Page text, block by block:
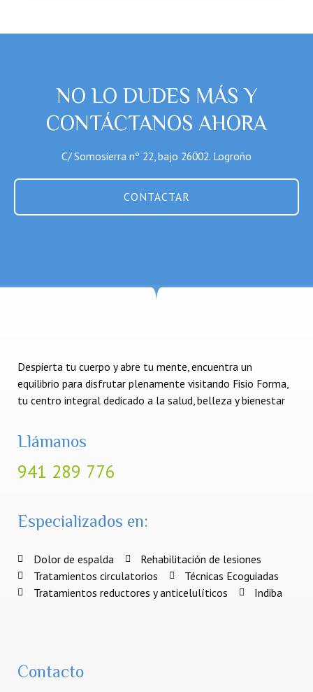
NO LO DUDES MÁS Y
CONTÁCTANOS AHORA
C/ Somosierra nº 22, bajo 26002. Logroño
CONTACTAR
Despierta tu cuerpo y abre tu mente, encuentra un
equilibrio para disfrutar plenamente visitando Fisio Forma,
tu centro integral dedicado a la salud, belleza y bienestar
Llámanos
941 289 776
Especializados en:
Dolor de espalda
Rehabilitación de lesiones
Tratamientos circulatorios
Técnicas Ecoguiadas
Tratamientos reductores y anticelulíticos
Indiba
Contacto